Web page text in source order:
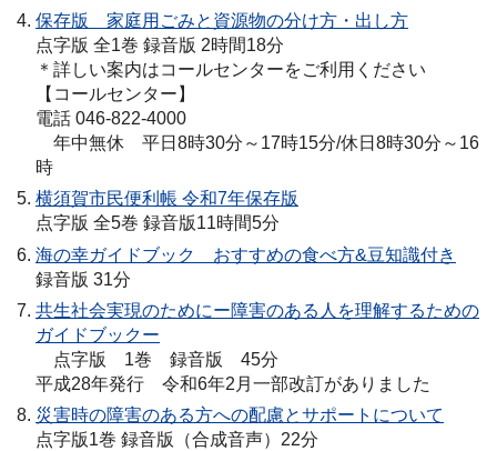
保存版 家庭用ごみと資源物の分け方・出し方
点字版 全1巻 録音版 2時間18分
＊詳しい案内はコールセンターをご利用ください
【コールセンター】
電話 046-822-4000
年中無休 平日8時30分～17時15分/休日8時30分～16
時
横須賀市民便利帳 令和7年保存版
点字版 全5巻 録音版11時間5分
海の幸ガイドブック おすすめの食べ方&豆知識付き
録音版 31分
共生社会実現のためにー障害のある人を理解するための
ガイドブックー
点字版 1巻 録音版 45分
平成28年発行 令和6年2月一部改訂がありました
災害時の障害のある方への配慮とサポートについて
点字版1巻 録音版（合成音声）22分